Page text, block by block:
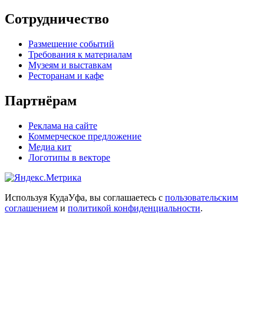
Сотрудничество
Размещение событий
Требования к материалам
Музеям и выставкам
Ресторанам и кафе
Партнёрам
Реклама на сайте
Коммерческое предложение
Медиа кит
Логотипы в векторе
Используя КудаУфа, вы соглашаетесь с пользовательским
соглашением и политикой конфиденциальности.